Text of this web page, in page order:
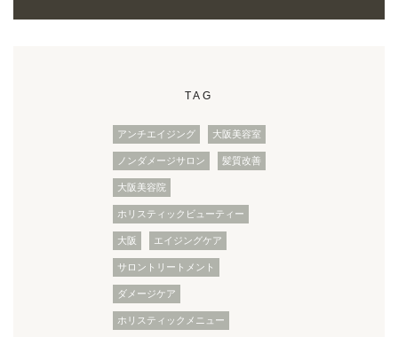
TAG
アンチエイジング 大阪美容室
ノンダメージサロン 髪質改善
大阪美容院
ホリスティックビューティー
大阪 エイジングケア
サロントリートメント
ダメージケア
ホリスティックメニュー